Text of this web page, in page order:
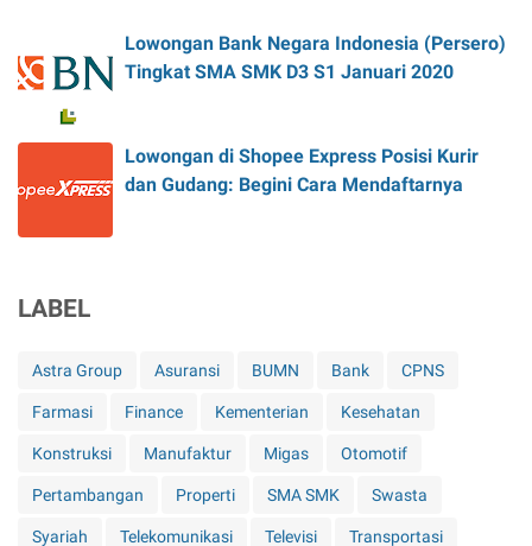
Lowongan Bank Negara Indonesia (Persero)
Tingkat SMA SMK D3 S1 Januari 2020
Lowongan di Shopee Express Posisi Kurir
dan Gudang: Begini Cara Mendaftarnya
LABEL
Astra Group Asuransi BUMN Bank CPNS
Farmasi Finance Kementerian Kesehatan
Konstruksi Manufaktur Migas Otomotif
Pertambangan Properti SMA SMK Swasta
Syariah Telekomunikasi Televisi Transportasi